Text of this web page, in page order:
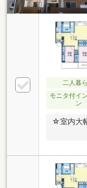
二人暮
モニタ付イ
ン
☆室内大